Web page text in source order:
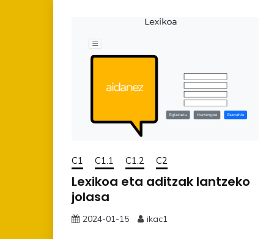
C1 C1.1 C1.2 C2
Lexikoa eta aditzak lantzeko
jolasa
2024-01-15 ikac1